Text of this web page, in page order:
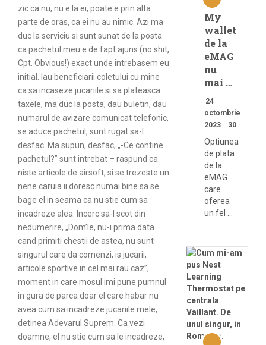
zic ca nu, nu e la ei, poate e prin alta
parte de oras, ca ei nu au nimic. Azi ma
duc la serviciu si sunt sunat de la posta
ca pachetul meu e de fapt ajuns (no shit,
Cpt. Obvious!) exact unde intrebasem eu
initial. Iau beneficiarii coletului cu mine
ca sa incaseze jucariile si sa plateasca
taxele, ma duc la posta, dau buletin, dau
numarul de avizare comunicat telefonic,
se aduce pachetul, sunt rugat sa-l
desfac. Ma supun, desfac, „-Ce contine
pachetul?” sunt intrebat – raspund ca
niste articole de airsoft, si se trezeste un
nene caruia ii doresc numai bine sa se
bage el in seama ca nu stie cum sa
incadreze alea. Incerc sa-l scot din
nedumerire, „Dom’le, nu-i prima data
cand primiti chestii de astea, nu sunt
singurul care da comenzi, is jucarii,
articole sportive in cel mai rau caz”,
moment in care mosul imi pune pumnul
in gura de parca doar el care habar nu
avea cum sa incadreze jucariile mele,
detinea Adevarul Suprem. Ca vezi
doamne, el nu stie cum sa le incadreze,
My
wallet
de la
eMAG
nu
mai …
24
octombrie
2023
30
Optiunea
de plata
de la
eMAG
care
oferea
un fel …